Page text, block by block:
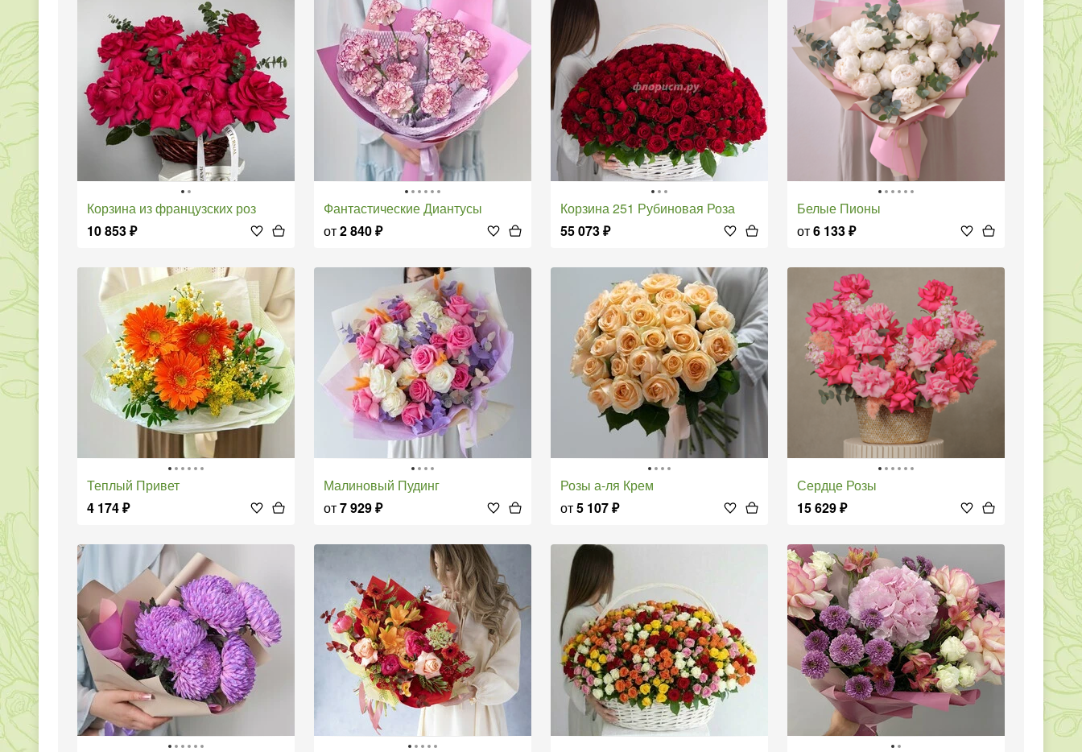
Корзина из французских роз
10 853₽
Фантастические Диантусы
от2 840₽
Корзина 251 Рубиновая Роза
55 073₽
Белые Пионы
от6 133₽
Теплый Привет
4 174₽
Малиновый Пудинг
от7 929₽
Розы а-ля Крем
от5 107₽
Сердце Розы
15 629₽